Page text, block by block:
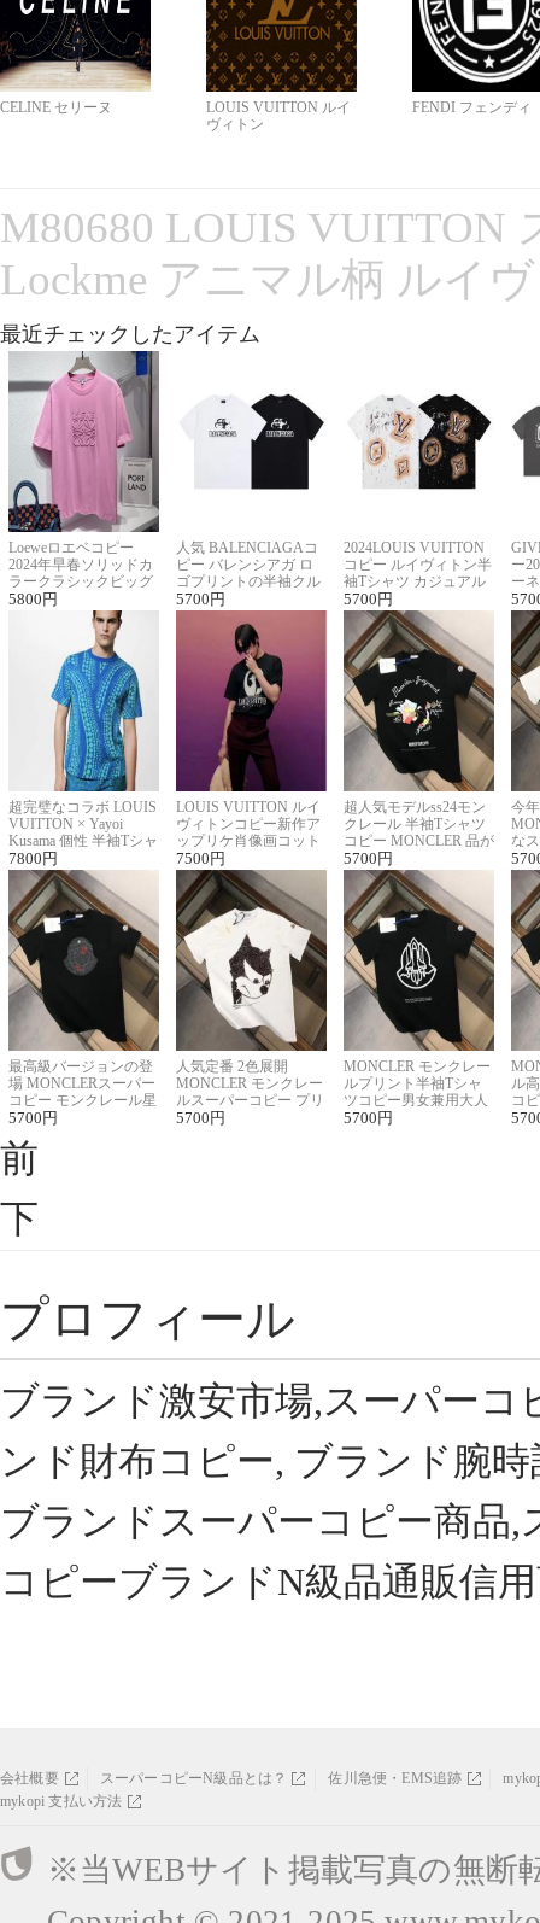
CELINE セリーヌ
LOUIS VUITTON ルイ
ヴィトン
FENDI フェンディ
M80680 LOUIS VUITTON
Lockme アニマル柄 ルイ
最近チェックしたアイテム
Loeweロエベコピー
2024年早春ソリッドカ
ラークラシックビッグ
ロゴ刺繍Tシャツ
5800 円
人気 BALENCIAGAコ
ピー バレンシアガ ロ
ゴプリントの半袖クル
ーネックTシャツ
5700 円
2024LOUIS VUITTON
コピー ルイヴィトン半
袖Tシャツ カジュアル
に馴染む 2色展開
5700 円
ー
ー
ー
超完璧なコラボ LOUIS
VUITTON × Yayoi
Kusama 個性 半袖Tシャ
ツコピー男女兼用
7800 円
LOUIS VUITTON ルイ
ヴィトンコピー新作ア
ップリケ肖像画コット
ンニット半袖Tシャツ
7500 円
超人気モデルss24モン
クレール 半袖Tシャツ
コピー MONCLER 品が
良く見た目
5700 円
今
な
ル
最高級バージョンの登
場 MONCLERスーパー
コピー モンクレール星
座半袖Tシャツ
5700 円
人気定番 2色展開
MONCLER モンクレー
ルスーパーコピー プリ
ント半袖Tシャツ
5700 円
MONCLER モンクレー
ルプリント半袖Tシャ
ツコピー男女兼用大人
可愛い春夏コーデ
5700 円
ル
コ
ィ
前
下
プロフィール
ブランド激安市場,スーパー
ンド財布コピー, ブランド腕
ブランドスーパーコピー商品
コピーブランドN級品通販信
会社概要 スーパーコピーN級品とは？ 佐川急便・EMS追跡
mykopi 支払い方法
※当WEBサイト掲載写真の無断